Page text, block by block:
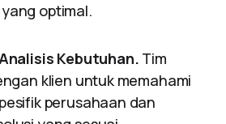
optimal.
Kebutuhan. Tim
klien untuk memahami
perusahaan dan